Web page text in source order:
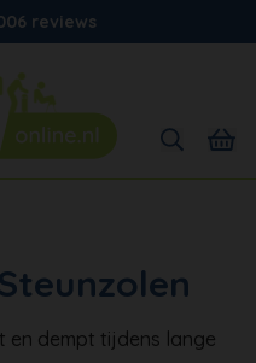
reviews
en dempt tijdens lange